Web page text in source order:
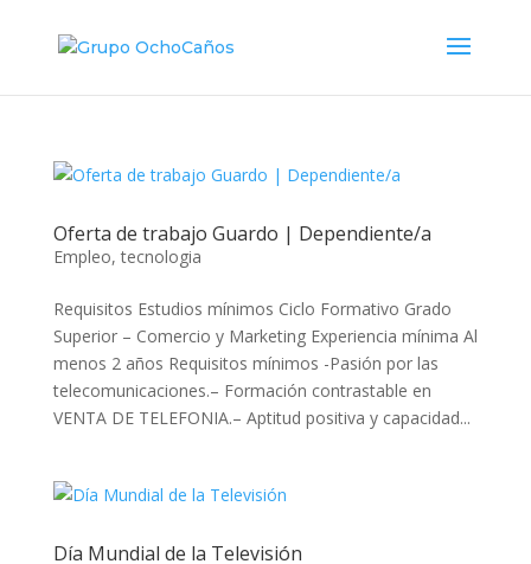
Oferta de trabajo Guardo | Dependiente/a
Empleo,tecnologia
Requisitos Estudios mínimos Ciclo Formativo Grado
Superior – Comercio y Marketing Experiencia mínima Al
menos 2 años Requisitos mínimos -Pasión por las
telecomunicaciones.– Formación contrastable en
VENTA DE TELEFONIA.– Aptitud positiva y capacidad...
Día Mundial de la Televisión